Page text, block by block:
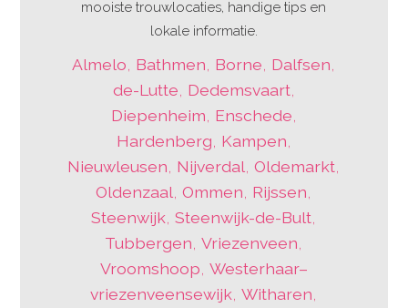
mooiste trouwlocaties, handige tips en
lokale informatie.
Almelo Bathmen Borne Dalfsen
de-Lutte Dedemsvaart,
Diepenheim Enschede
Hardenberg Kampen
Nieuwleusen Nijverdal ,Oldemarkt
Oldenzaal ,Ommen Rijssen
Steenwijk ,Steenwijk-de-Bult
Tubbergen ,Vriezenveen
Vroomshoop Westerhaar–
vriezenveensewijk ,Witharen